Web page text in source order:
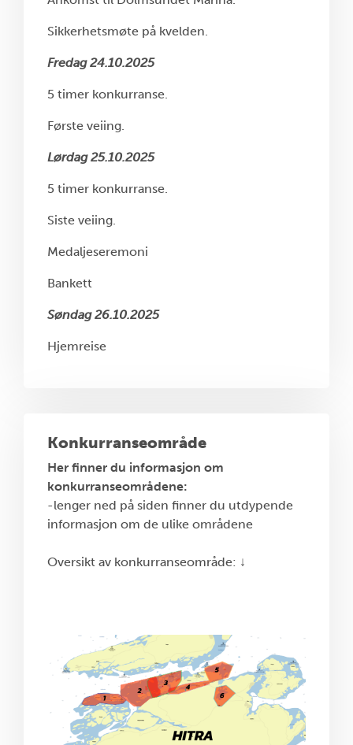
Sikkerhetsmøte på kvelden.
Fredag 24.10.2025
5 timer konkurranse.
Første veiing.
Lørdag 25.10.2025
5 timer konkurranse.
Siste veiing.
Medaljeseremoni
Bankett
Søndag 26.10.2025
Hjemreise
Konkurranseområde
Her finner du informasjon om
konkurranseområdene:
-lenger ned på siden finner du utdypende
informasjon om de ulike områdene
Oversikt av konkurranseområde: ↓